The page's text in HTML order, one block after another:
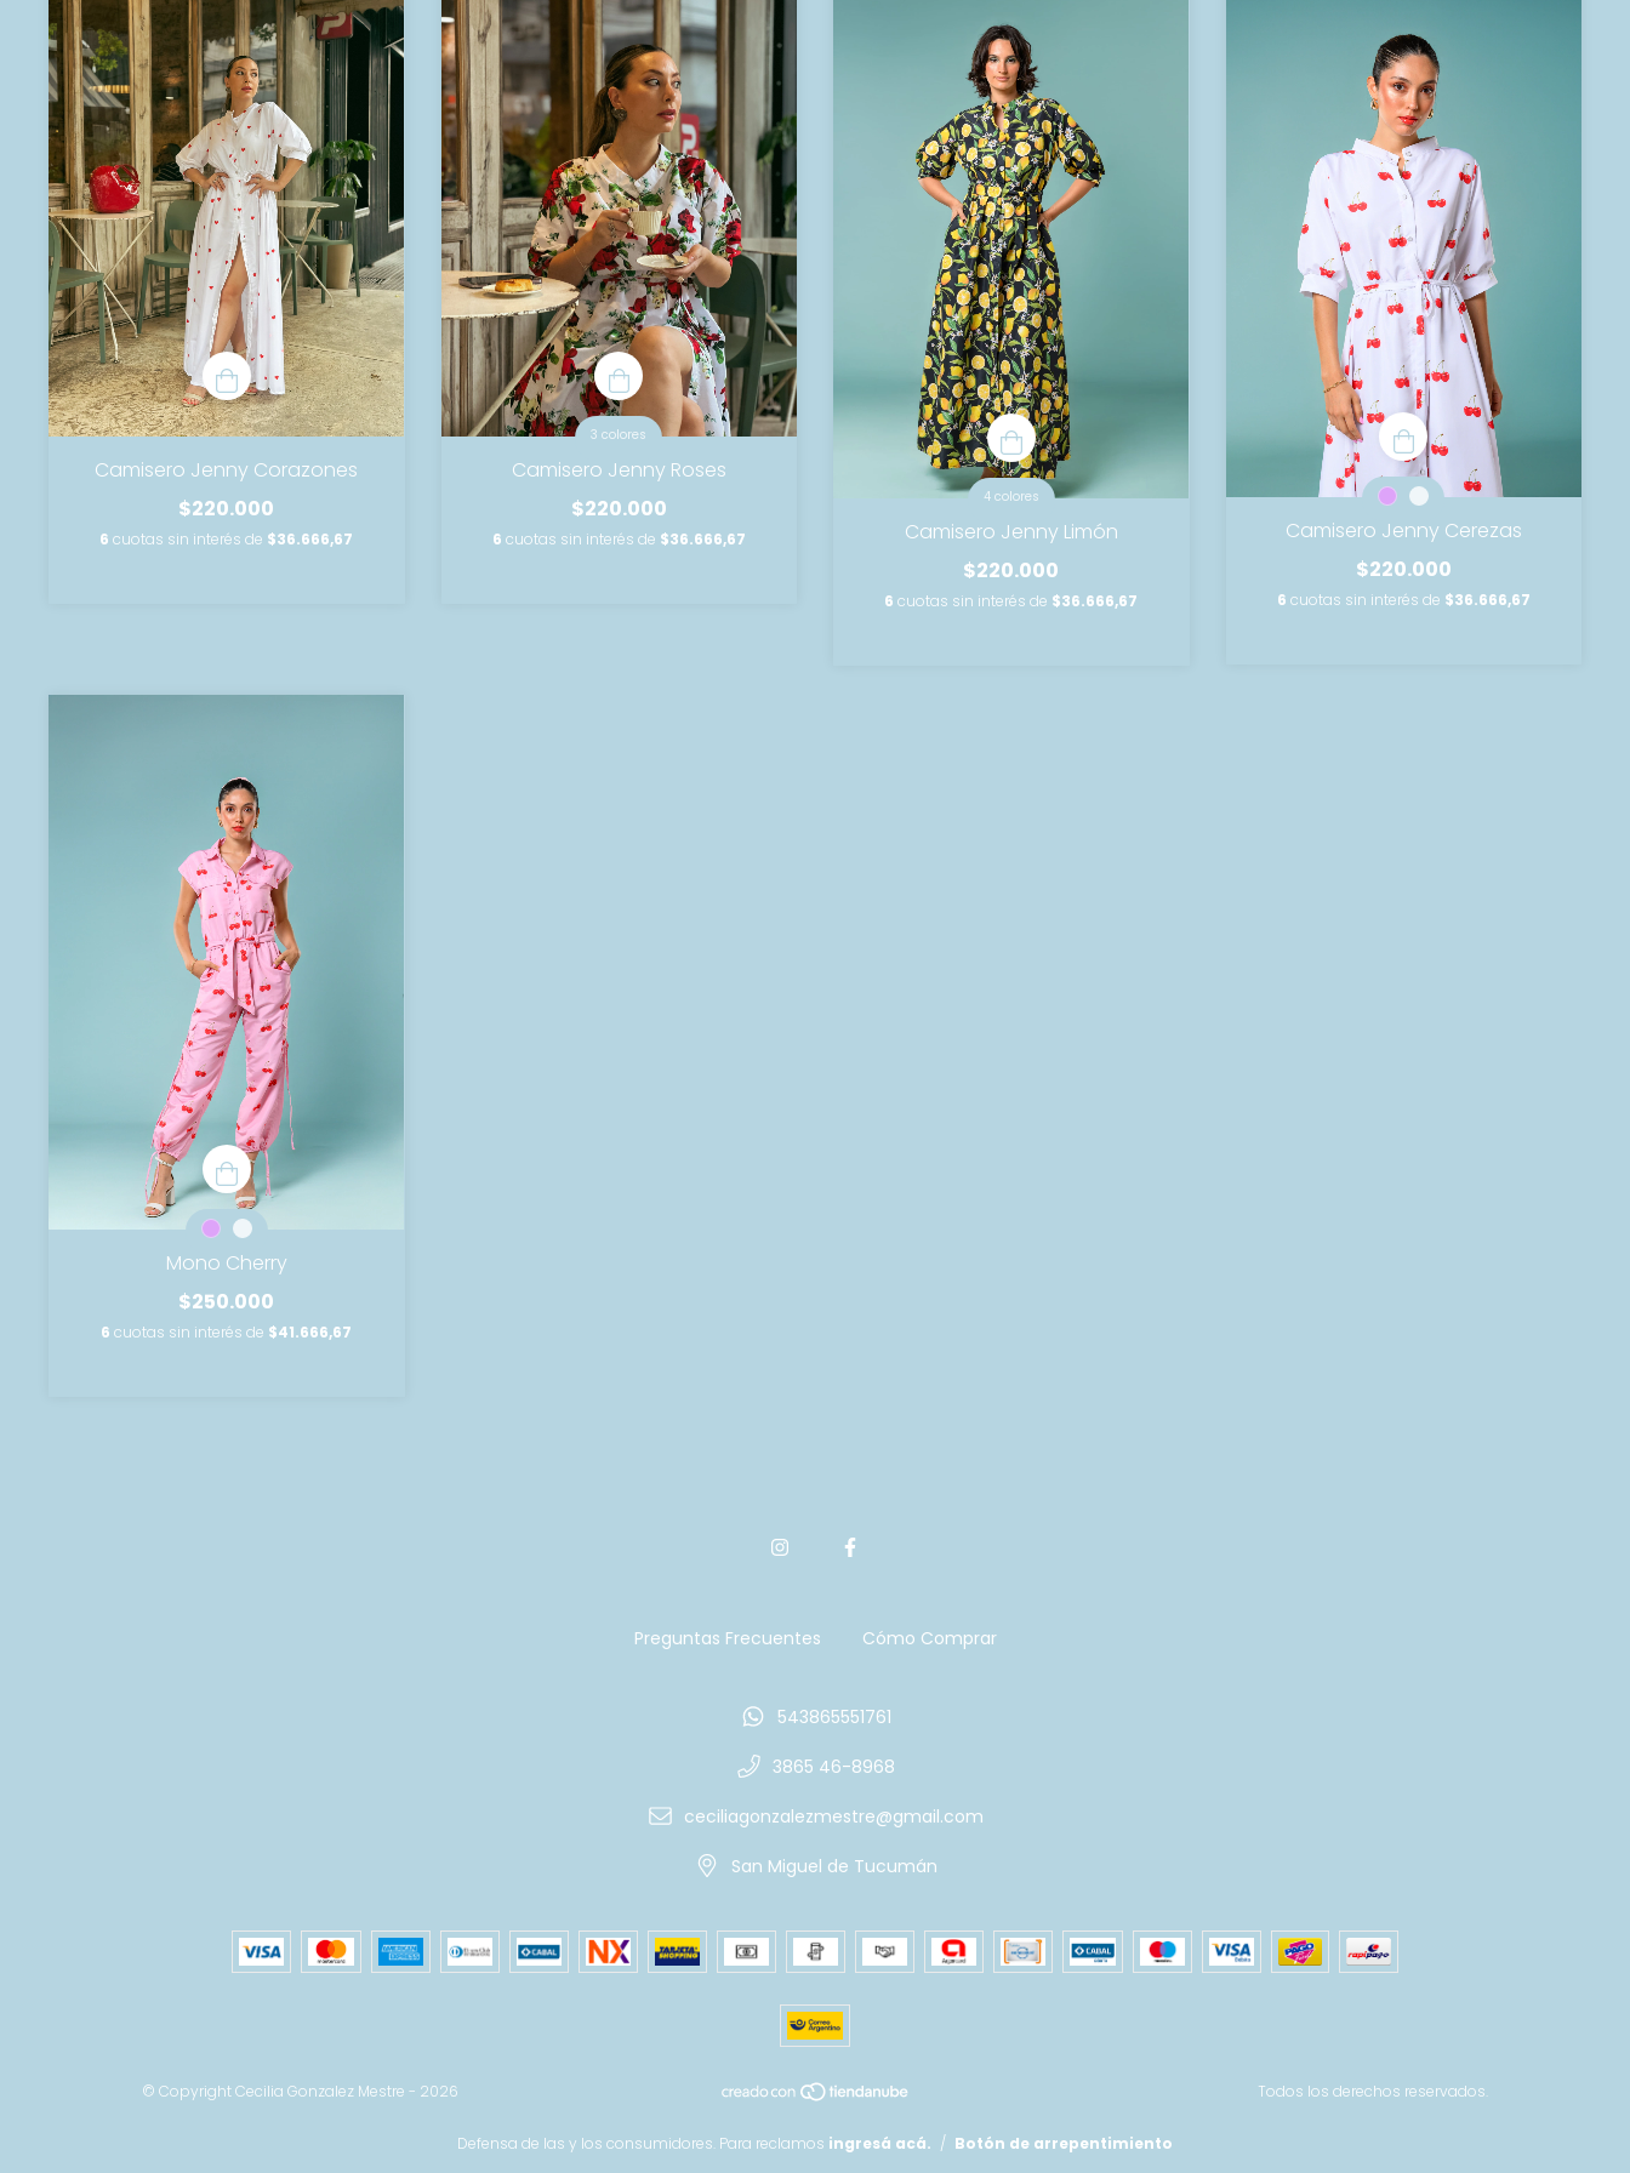
Camisero Jenny Corazones
$220.000
6 cuotas sin interés de $36.666,67
3 colores
Camisero Jenny Roses
$220.000
6 cuotas sin interés de $36.666,67
4 colores
Camisero Jenny Limón
$220.000
6 cuotas sin interés de $36.666,67
Camisero Jenny Cerezas
$220.000
6 cuotas sin interés de $36.666,67
Mono Cherry
$250.000
6 cuotas sin interés de $41.666,67
Preguntas Frecuentes Cómo Comprar
543865551761
3865 46-8968
ceciliagonzalezmestre@gmail.com
San Miguel de Tucumán
© Copyright Cecilia Gonzalez Mestre - 2026 Todos los derechos reservados.
Defensa de las y los consumidores. Para reclamos ingresá acá. / Botón de arrepentimiento